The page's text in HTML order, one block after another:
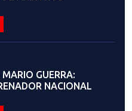
GUERRA:
NACIONAL